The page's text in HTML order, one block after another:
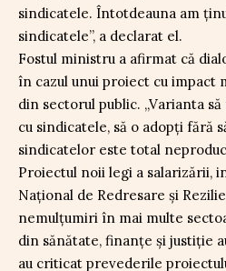
sindicatele. Întotdeauna am
sindicatele”, a declarat el.
Fostul ministru a afirmat că
în cazul unui proiect cu impact
din sectorul public. „Varianta
cu sindicatele, să o adopți fără
sindicatelor este total
Proiectul noii legi a salarizării,
Național de Redresare și
nemulțumiri în mai multe
din sănătate, finanțe și justiție
au criticat prevederile